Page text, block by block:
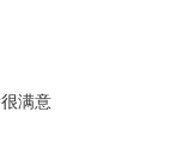
满意